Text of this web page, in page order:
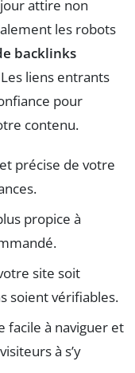
attire non
les robots
backlinks
liens entrants
pour
contenu.
précise de votre
propice à
site soit
soient vérifiables.
facile à naviguer et
à s’y